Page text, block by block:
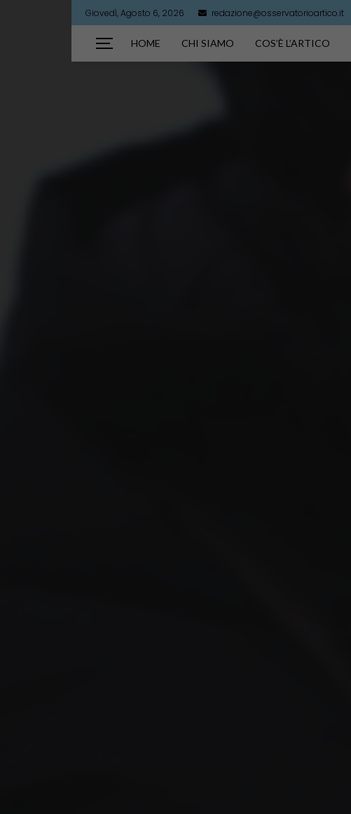
Giovedì, Agosto 6, 2026 redazione@osservatorioartico.it
HOME CHI SIAMO COS’È L’ARTICO